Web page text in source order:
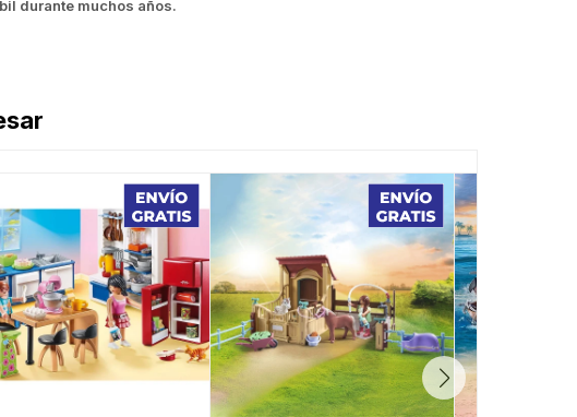
durante muchos años.